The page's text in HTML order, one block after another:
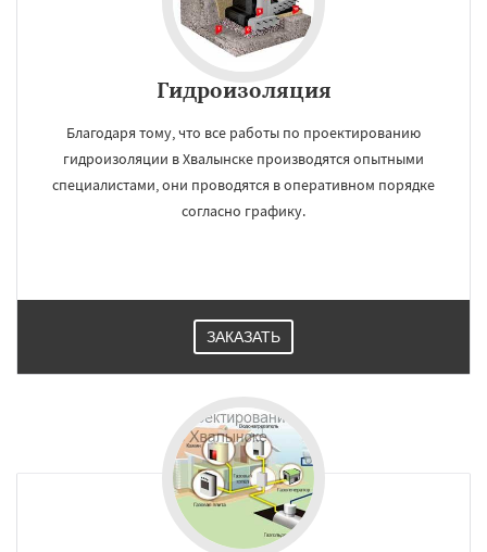
Гидроизоляция
Благодаря тому, что все работы по проектированию
гидроизоляции в Хвалынске производятся опытными
специалистами, они проводятся в оперативном порядке
согласно графику.
ЗАКАЗАТЬ